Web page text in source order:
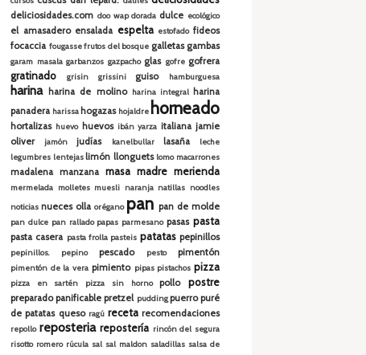
deliciosidades.com doo wap dorada dulce ecológico
el amasadero ensalada espelta estofado fideos
focaccia fougassefrutos del bosque galletas gambas
garam masala garbanzos gazpacho glas gofre gofrera
gratinado grisin grissini guiso hamburguesa
harina harina de molino harina integral harina
panadera harissa hogazas hojaldre horneado
hortalizas huevo huevos ibán yarza italiana jamie
oliver
jamón judías kanelbullar lasaña
leche
legumbres lentejas limón llonguets lomo macarrones
madalena manzana masa madre merienda
mermelada molletes muesli naranja natillas noodles
noticias nueces olla orégano pan pan de molde
pan dulce pan rallado papas parmesano pasas pasta
pasta casera pasta frolla pasteis patatas pepinillos
pepinillos. pepino pescado pesto pimentón
pimentón de la vera pimiento pipas pistachos pizza
pizza en sartén pizza sin horno pollo postre
preparado panificable pretzel puddingpuerro puré
de patatas queso ragú receta recomendaciones
repollo reposteria repostería rincón del segura
risotto romero rúcula sal sal maldon saladillas salsa de